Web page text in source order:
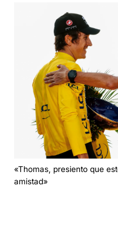
«Thomas, presiento que
amistad»